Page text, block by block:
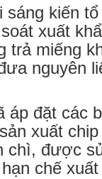
sáng kiến
xuất
trả miếng
nguyên
áp đặt các
xuất
chì, được
chế